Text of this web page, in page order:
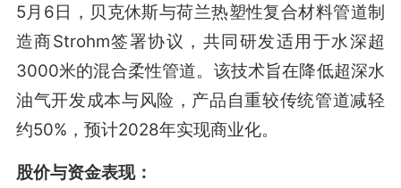
5月6日，贝克休斯与荷兰热塑性复合材料管道制
造商Strohm签署协议，共同研发适用于水深超
3000米的混合柔性管道。该技术旨在降低超深水
油气开发成本与风险，产品自重较传统管道减轻
约50%，预计2028年实现商业化。
股价与资金表现：